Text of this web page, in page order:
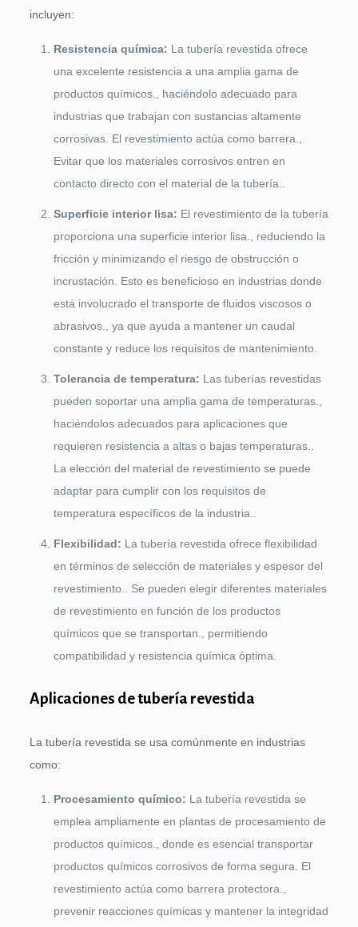
incluyen:
Resistencia química: La tubería revestida ofrece
una excelente resistencia a una amplia gama de
productos químicos., haciéndolo adecuado para
industrias que trabajan con sustancias altamente
corrosivas. El revestimiento actúa como barrera.,
Evitar que los materiales corrosivos entren en
contacto directo con el material de la tubería..
Superficie interior lisa: El revestimiento de la tubería
proporciona una superficie interior lisa., reduciendo la
fricción y minimizando el riesgo de obstrucción o
incrustación. Esto es beneficioso en industrias donde
está involucrado el transporte de fluidos viscosos o
abrasivos., ya que ayuda a mantener un caudal
constante y reduce los requisitos de mantenimiento.
Tolerancia de temperatura: Las tuberías revestidas
pueden soportar una amplia gama de temperaturas.,
haciéndolos adecuados para aplicaciones que
requieren resistencia a altas o bajas temperaturas..
La elección del material de revestimiento se puede
adaptar para cumplir con los requisitos de
temperatura específicos de la industria..
Flexibilidad: La tubería revestida ofrece flexibilidad
en términos de selección de materiales y espesor del
revestimiento.. Se pueden elegir diferentes materiales
de revestimiento en función de los productos
químicos que se transportan., permitiendo
compatibilidad y resistencia química óptima.
Aplicaciones de tubería revestida
La tubería revestida se usa comúnmente en industrias
como:
Procesamiento químico: La tubería revestida se
emplea ampliamente en plantas de procesamiento de
productos químicos., donde es esencial transportar
productos químicos corrosivos de forma segura. El
revestimiento actúa como barrera protectora.,
prevenir reacciones químicas y mantener la integridad